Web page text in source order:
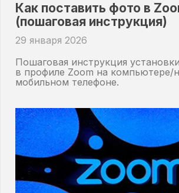
Как поставить фото в
(пошаговая инструкция)
29 января 2026
Пошаговая инструкция
в профиле Zoom на компьютере/
мобильном телефоне.